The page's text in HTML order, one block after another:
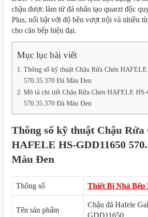
chậu được làm từ đá nhân tạo quarzt độc
Plus, nổi bật với độ bền vượt trội và nhiều
cho căn bếp hiện đại.
Mục lục bài viết
Thông số kỹ thuật Chậu Rửa Chén
570.35.370 Đá Màu Đen
Mô tả chi tiết Chậu Rửa Chén HAFELE
570.35.370 Đá Màu Đen
Thông số kỹ thuật Chậu Rửa
HAFELE HS-GDD11650
Màu Đen
Thông số Thiết Bị Nhà
Tên sản phẩm
Chậu đá Hafele
GDD11650